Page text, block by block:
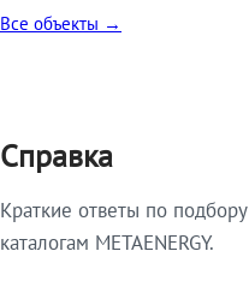
Все объекты →
Справка
Краткие ответы по
каталогам METAENERGY.